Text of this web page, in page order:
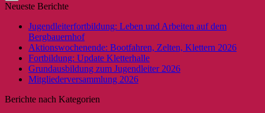
Neueste Berichte
Jugendleiterfortbildung: Leben und Arbeiten auf dem
Bergbauernhof
Aktionswochenende: Bootfahren, Zelten, Klettern 2026
Fortbildung: Update Kletterhalle
Grundausbildung zum Jugendleiter 2026
Mitgliederversammlung 2026
Berichte nach Kategorien